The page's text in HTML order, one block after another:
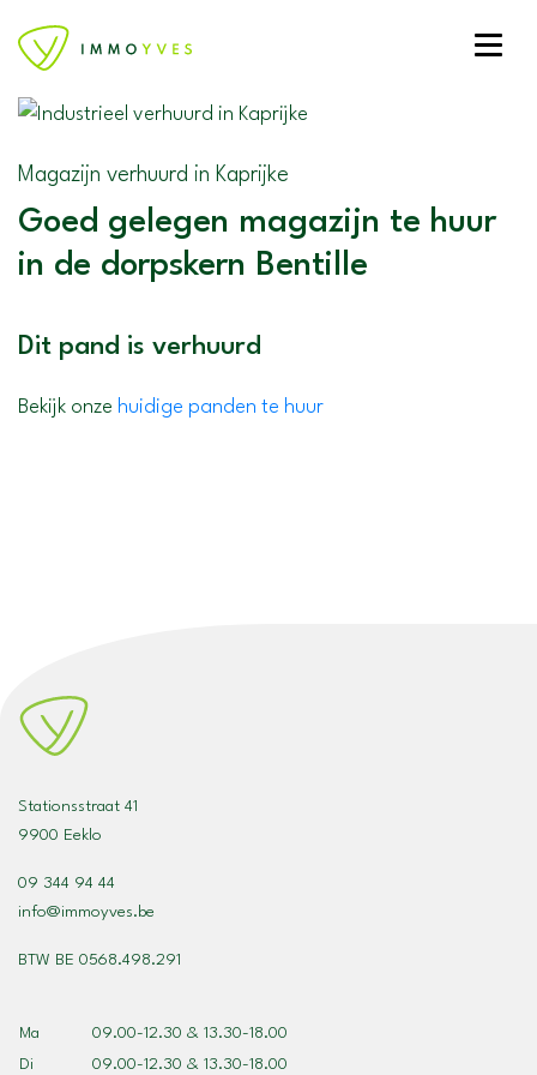
Goed gelegen magazijn te huur
in de dorpskern Bentille
Magazijn verhuurd in Kaprijke
Dit pand is verhuurd
Bekijk onze huidige panden te huur
Stationsstraat 41
9900 Eeklo
09 344 94 44
info@immoyves.be
BTW BE 0568.498.291
Ma
09.00-12.30 & 13.30-18.00
Di
09.00-12.30 & 13.30-18.00